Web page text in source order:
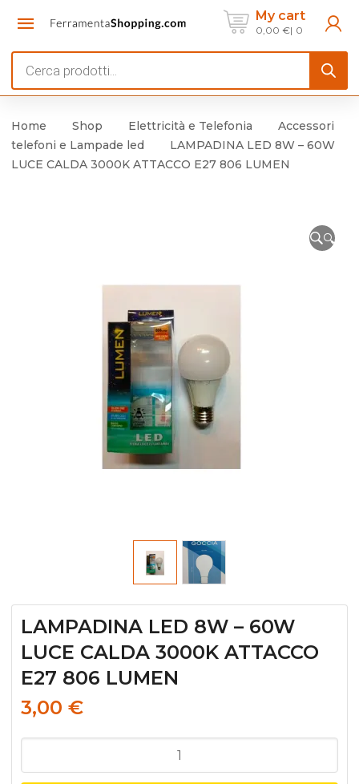
My cart
0,00 € 0
search
Home Shop Elettricità e Telefonia
Accessori
telefoni e Lampade led
LAMPADINA LED 8W – 60W
LUCE CALDA 3000K ATTACCO E27 806 LUMEN
🔍
LAMPADINA LED 8W – 60W
LUCE CALDA 3000K ATTACCO
E27 806 LUMEN
3,00 €
LED